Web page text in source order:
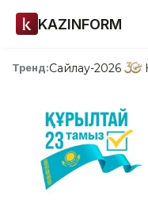
KAZINFORM
Тренд:Сайлау-2026